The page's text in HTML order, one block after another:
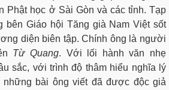
Phật học ở Sài Gòn và các tỉnh. Tạp
bên Giáo hội Tăng già Nam Việt sốt
diện biên tập. Chính ông là người
Từ Quang. Với lối hành văn nhẹ
sắc, với trình độ thâm hiểu nghĩa lý
những bài ông viết đã được độc giả